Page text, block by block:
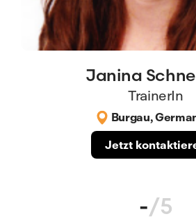
Janina
TrainerIn
Burgau,
Jetzt
-/5